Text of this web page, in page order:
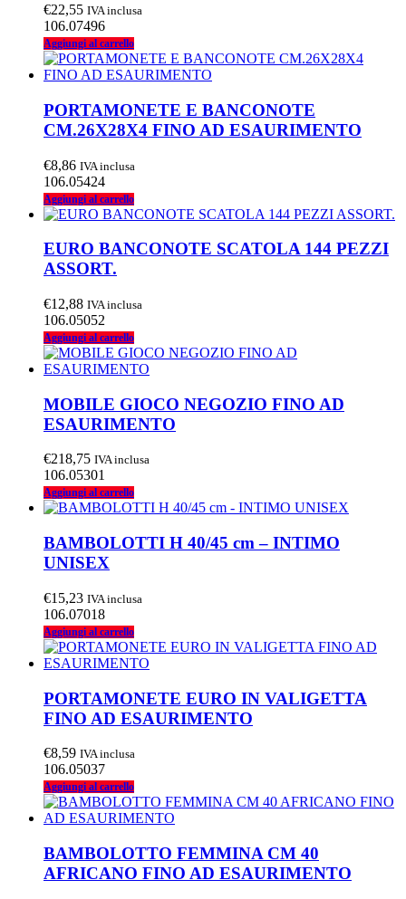
€22,55 IVA inclusa
106.07496
Aggiungi al carrello
PORTAMONETE E BANCONOTE
CM.26X28X4 FINO AD ESAURIMENTO
€8,86 IVA inclusa
106.05424
Aggiungi al carrello
EURO BANCONOTE SCATOLA 144 PEZZI
ASSORT.
€12,88 IVA inclusa
106.05052
Aggiungi al carrello
MOBILE GIOCO NEGOZIO FINO AD
ESAURIMENTO
€218,75 IVA inclusa
106.05301
Aggiungi al carrello
BAMBOLOTTI H 40/45 cm – INTIMO
UNISEX
€15,23 IVA inclusa
106.07018
Aggiungi al carrello
PORTAMONETE EURO IN VALIGETTA
FINO AD ESAURIMENTO
€8,59 IVA inclusa
106.05037
Aggiungi al carrello
BAMBOLOTTO FEMMINA CM 40
AFRICANO FINO AD ESAURIMENTO